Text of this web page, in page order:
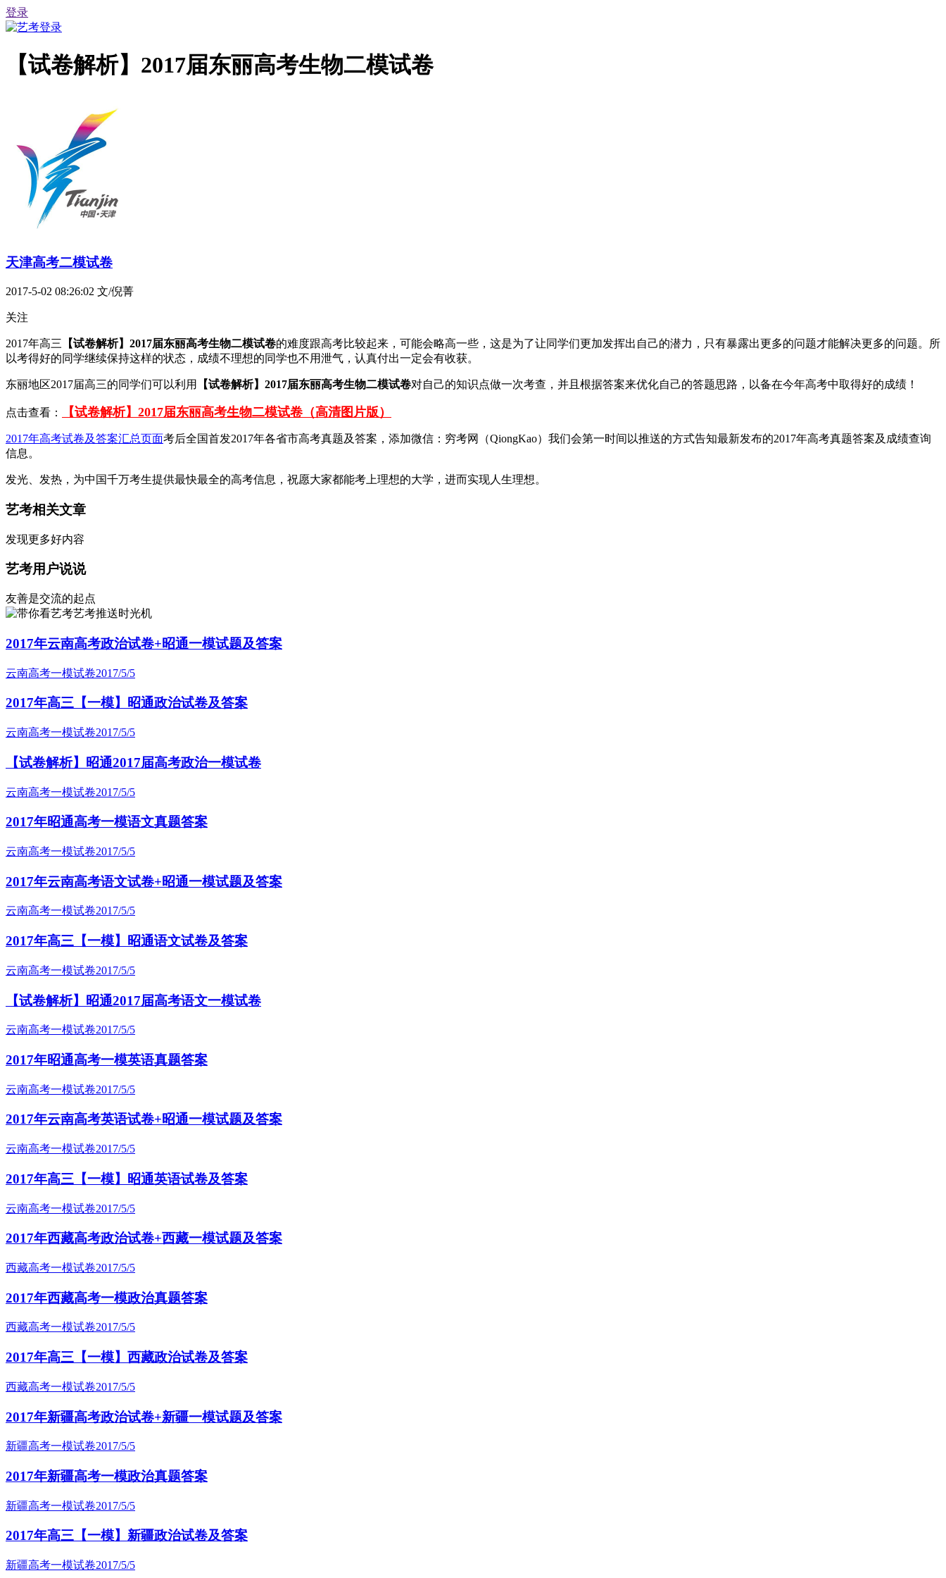
登录
【试卷解析】2017届东丽高考生物二模试卷
天津高考二模试卷
2017-5-02 08:26:02 文/倪菁
关注
2017年高三 【试卷解析】2017届东丽高考生物二模试卷的难度跟高考比较起来，可能会略高一些，这是为了让同学们更加发挥出自己的潜力，只有暴露出更多的问题才能解决更多的问题。所
以考得好的同学继续保持这样的状态，成绩不理想的同学也不用泄气，认真付出一定会有收获。
东丽地区2017届高三的同学们可以利用 【试卷解析】2017届东丽高考生物二模试卷对自己的知识点做一次考查，并且根据答案来优化自己的答题思路，以备在今年高考中取得好的成绩！
点击查看： 【试卷解析】2017届东丽高考生物二模试卷（高清图片版）
2017年高考试卷及答案汇总页面考后全国首发2017年各省市高考真题及答案，添加微信：穷考网（QiongKao）我们会第一时间以推送的方式告知最新发布的2017年高考真题答案及成绩查询
信息。
发光、发热，为中国千万考生提供最快最全的高考信息，祝愿大家都能考上理想的大学，进而实现人生理想。
艺考相关文章
发现更多好内容
艺考用户说说
友善是交流的起点
艺考推送时光机
2017年云南高考政治试卷+昭通一模试题及答案
云南高考一模试卷2017/5/5
2017年高三【一模】昭通政治试卷及答案
云南高考一模试卷2017/5/5
【试卷解析】昭通2017届高考政治一模试卷
云南高考一模试卷2017/5/5
2017年昭通高考一模语文真题答案
云南高考一模试卷2017/5/5
2017年云南高考语文试卷+昭通一模试题及答案
云南高考一模试卷2017/5/5
2017年高三【一模】昭通语文试卷及答案
云南高考一模试卷2017/5/5
【试卷解析】昭通2017届高考语文一模试卷
云南高考一模试卷2017/5/5
2017年昭通高考一模英语真题答案
云南高考一模试卷2017/5/5
2017年云南高考英语试卷+昭通一模试题及答案
云南高考一模试卷2017/5/5
2017年高三【一模】昭通英语试卷及答案
云南高考一模试卷2017/5/5
2017年西藏高考政治试卷+西藏一模试题及答案
西藏高考一模试卷2017/5/5
2017年西藏高考一模政治真题答案
西藏高考一模试卷2017/5/5
2017年高三【一模】西藏政治试卷及答案
西藏高考一模试卷2017/5/5
2017年新疆高考政治试卷+新疆一模试题及答案
新疆高考一模试卷2017/5/5
2017年新疆高考一模政治真题答案
新疆高考一模试卷2017/5/5
2017年高三【一模】新疆政治试卷及答案
新疆高考一模试卷2017/5/5